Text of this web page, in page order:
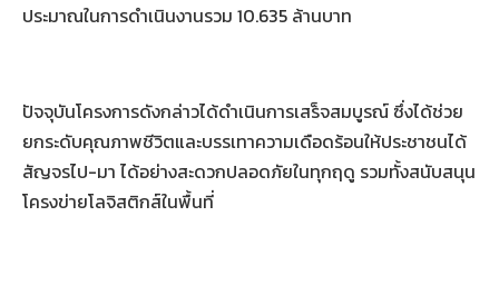
ประมาณในการดำเนินงานรวม 10.635 ล้านบาท
ปัจจุบันโครงการดังกล่าวได้ดำเนินการเสร็จสมบูรณ์ ซึ่งได้ช่วย
ยกระดับคุณภาพชีวิตและบรรเทาความเดือดร้อนให้ประชาชนได้
สัญจรไป-มา ได้อย่างสะดวกปลอดภัยในทุกฤดู รวมทั้งสนับสนุน
โครงข่ายโลจิสติกส์ในพื้นที่